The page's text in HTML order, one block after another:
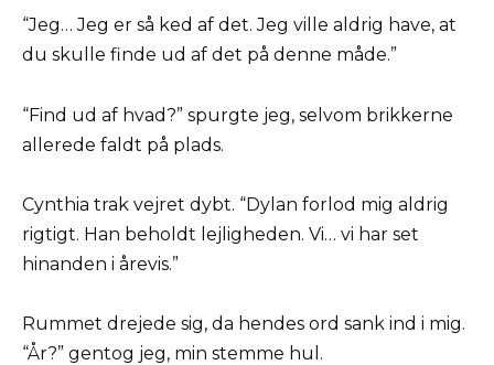
“Jeg… Jeg er så ked af det. Jeg ville aldrig have, at
du skulle finde ud af det på denne måde.”
“Find ud af hvad?” spurgte jeg, selvom brikkerne
allerede faldt på plads.
Cynthia trak vejret dybt. “Dylan forlod mig aldrig
rigtigt. Han beholdt lejligheden. Vi… vi har set
hinanden i årevis.”
Rummet drejede sig, da hendes ord sank ind i mig.
“År?” gentog jeg, min stemme hul.